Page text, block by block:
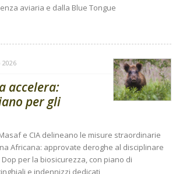
aviaria e dalla Blue Tongue
2026
accelera:
per gli
e CIA delineano le misure straordinarie
Africana: approvate deroghe al disciplinare
per la biosicurezza, con piano di